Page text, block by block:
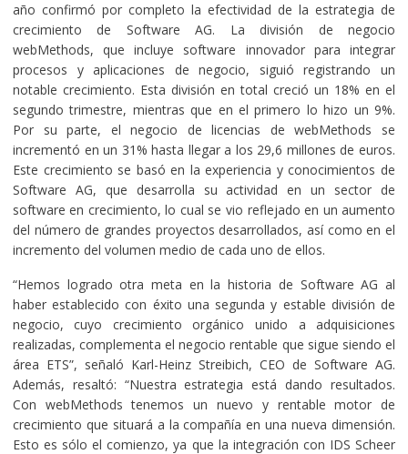
año confirmó por completo la efectividad de la estrategia de
crecimiento de Software AG. La división de negocio
webMethods, que incluye software innovador para integrar
procesos y aplicaciones de negocio, siguió registrando un
notable crecimiento. Esta división en total creció un 18% en el
segundo trimestre, mientras que en el primero lo hizo un 9%.
Por su parte, el negocio de licencias de webMethods se
incrementó en un 31% hasta llegar a los 29,6 millones de euros.
Este crecimiento se basó en la experiencia y conocimientos de
Software AG, que desarrolla su actividad en un sector de
software en crecimiento, lo cual se vio reflejado en un aumento
del número de grandes proyectos desarrollados, así como en el
incremento del volumen medio de cada uno de ellos.
“Hemos logrado otra meta en la historia de Software AG al
haber establecido con éxito una segunda y estable división de
negocio, cuyo crecimiento orgánico unido a adquisiciones
realizadas, complementa el negocio rentable que sigue siendo el
área ETS”, señaló Karl-Heinz Streibich, CEO de Software AG.
Además, resaltó: “Nuestra estrategia está dando resultados.
Con webMethods tenemos un nuevo y rentable motor de
crecimiento que situará a la compañía en una nueva dimensión.
Esto es sólo el comienzo, ya que la integración con IDS Scheer